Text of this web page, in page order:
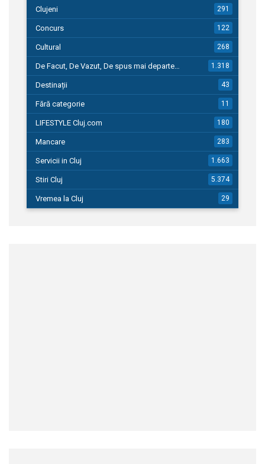
Clujeni 291
Concurs 122
Cultural 268
De Facut, De Vazut, De spus mai departe… 1.318
Destinații 43
Fără categorie 11
LIFESTYLE Cluj.com 180
Mancare 283
Servicii in Cluj 1.663
Stiri Cluj 5.374
Vremea la Cluj 29